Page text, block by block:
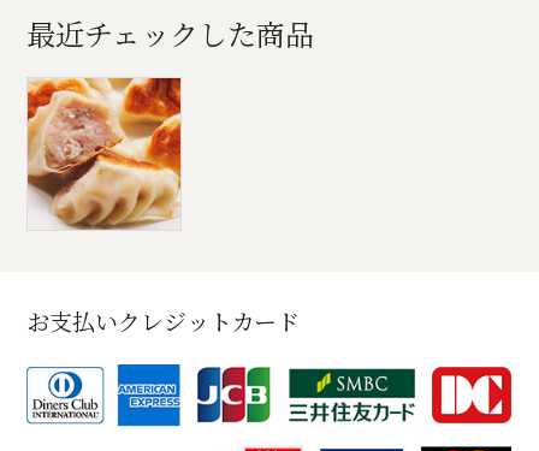
最近チェックした商品
お支払いクレジットカード